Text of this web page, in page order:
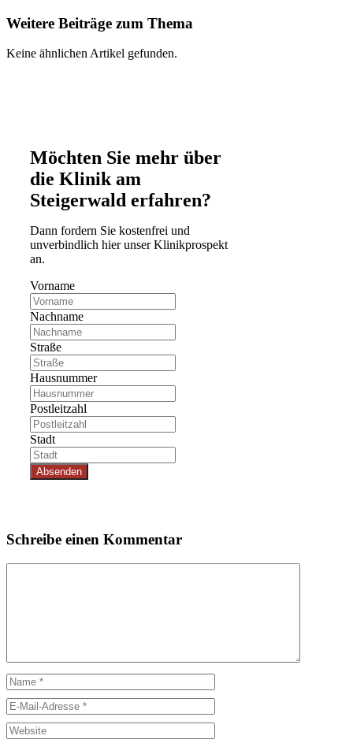
Weitere Beiträge zum Thema
Keine ähnlichen Artikel gefunden.
Möchten Sie mehr über
die Klinik am
Steigerwald erfahren?
Dann fordern Sie kostenfrei und
unverbindlich hier unser Klinikprospekt
an.
Vorname
Nachname
Straße
Hausnummer
Postleitzahl
Stadt
Absenden
Schreibe einen Kommentar
Name
E-
Mail-
Adresse
Website